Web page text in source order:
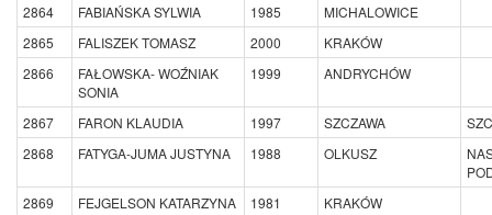
2864
FABIAŃSKA SYLWIA 1985
MICHALOWICE
2865
FALISZEK TOMASZ 2000
KRAKÓW
2866
FAŁOWSKA- WOŹNIAK
SONIA
1999 ANDRYCHÓW
2867 FARON KLAUDIA 1997 SZCZAWA
2868
FATYGA-JUMA JUSTYNA 1988 OLKUSZ
2869
FEJGELSON KATARZYNA 1981
KRAKÓW